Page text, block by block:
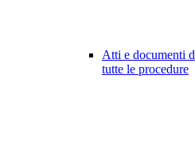
Atti e documenti
tutte le procedure